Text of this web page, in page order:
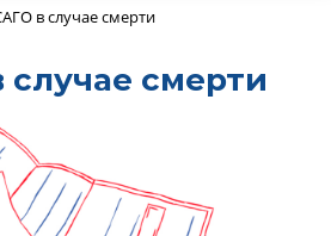
в случае смерти
смерти